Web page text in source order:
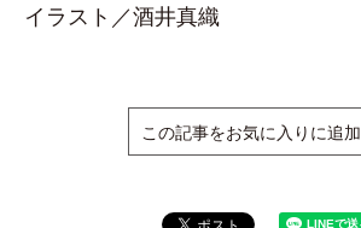
イラスト／酒井真織
この記事をお気に入りに追加